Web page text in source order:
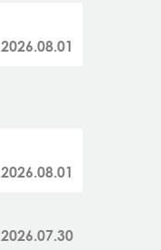
2026.08.01
2026.08.01
2026.07.30